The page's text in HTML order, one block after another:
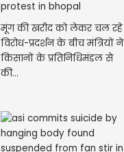
मूंग की खरीद को लेकर चल रहे
विरोध-प्रदर्शन के बीच मंत्रियों ने
किसानों के प्रतिनिधिमंडल से
की...